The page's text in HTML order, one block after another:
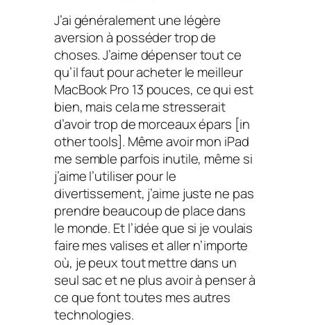
J’ai généralement une légère
aversion à posséder trop de
choses. J’aime dépenser tout ce
qu’il faut pour acheter le meilleur
MacBook Pro 13 pouces, ce qui est
bien, mais cela me stresserait
d’avoir trop de morceaux épars [in
other tools]. Même avoir mon iPad
me semble parfois inutile, même si
j’aime l’utiliser pour le
divertissement, j’aime juste ne pas
prendre beaucoup de place dans
le monde. Et l’idée que si je voulais
faire mes valises et aller n’importe
où, je peux tout mettre dans un
seul sac et ne plus avoir à penser à
ce que font toutes mes autres
technologies.